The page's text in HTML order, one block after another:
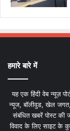
हमारे बारे में
यह एक हिंदी वेब न्यूज़
न्यूज, बॉलीवुड, खेल जगत,
संबंधित खबरें पोस्ट की
विवाद के लिए साइट के